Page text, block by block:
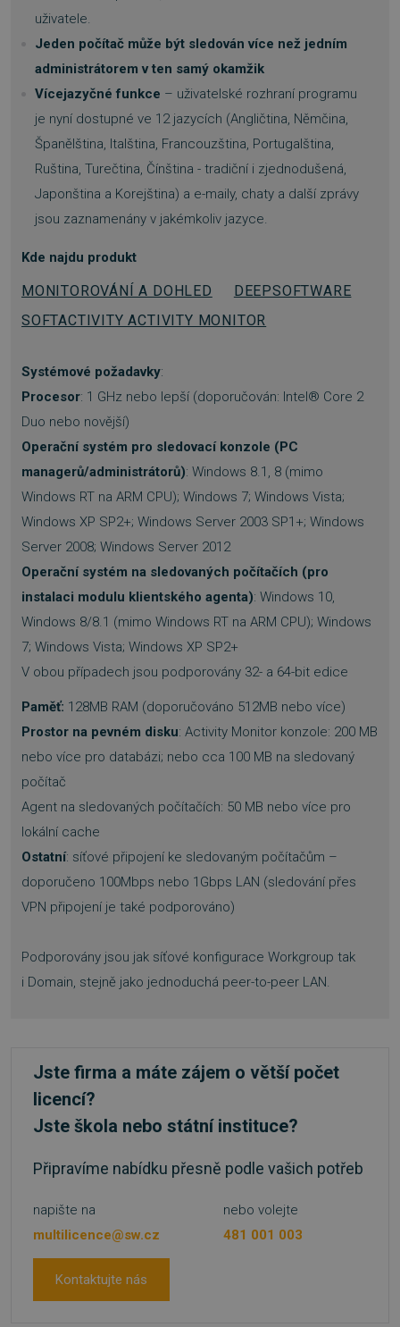
uživatele.
Jeden počítač může být sledován více než jedním
administrátorem v ten samý okamžik
Vícejazyčné funkce – uživatelské rozhraní programu
je nyní dostupné ve 12 jazycích (Angličtina, Němčina,
Španělština, Italština, Francouzština, Portugalština,
Ruština, Turečtina, Čínština - tradiční i zjednodušená,
Japonština a Korejština) a e-maily, chaty a další zprávy
jsou zaznamenány v jakémkoliv jazyce.
Kde najdu produkt
MONITOROVÁNÍ A DOHLED
DEEPSOFTWARE
SOFTACTIVITY ACTIVITY MONITOR
Systémové požadavky:
Procesor: 1 GHz nebo lepší (doporučován: Intel® Core 2
Duo nebo novější)
Operační systém pro sledovací konzole (PC
managerů/administrátorů): Windows 8.1, 8 (mimo
Windows RT na ARM CPU); Windows 7; Windows Vista;
Windows XP SP2+; Windows Server 2003 SP1+; Windows
Server 2008; Windows Server 2012
Operační systém na sledovaných počítačích (pro
instalaci modulu klientského agenta): Windows 10,
Windows 8/8.1 (mimo Windows RT na ARM CPU); Windows
7; Windows Vista; Windows XP SP2+
V obou případech jsou podporovány 32- a 64-bit edice
Paměť: 128MB RAM (doporučováno 512MB nebo více)
Prostor na pevném disku: Activity Monitor konzole: 200 MB
nebo více pro databázi; nebo cca 100 MB na sledovaný
počítač
Agent na sledovaných počítačích: 50 MB nebo více pro
lokální cache
Ostatní: síťové připojení ke sledovaným počítačům –
doporučeno 100Mbps nebo 1Gbps LAN (sledování přes
VPN připojení je také podporováno)
Podporovány jsou jak síťové konfigurace Workgroup tak
i Domain, stejně jako jednoduchá peer-to-peer LAN.
Jste firma a máte zájem o větší počet
licencí?
Jste škola nebo státní instituce?
Připravíme nabídku přesně podle vašich potřeb
napište na
multilicence@sw.cz
nebo volejte
481 001 003
Kontaktujte nás
PHPSESSID
PHP.net
.www.sw.sk
Zavřením
__cf_bm
Cloudflare Inc.
.heureka.group
PHPSESSID
PHP.net
.www.sw.cz
Zavřením
prohlížeče
VISITOR_PRIVACY_METADATA
YouTube
.youtube.com
5 měsíců
4 týdny
udid